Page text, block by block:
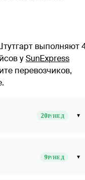
выполняют
уSunExpress
перевозчиков,
20Р/НЕД ▾
9Р/НЕД ▾